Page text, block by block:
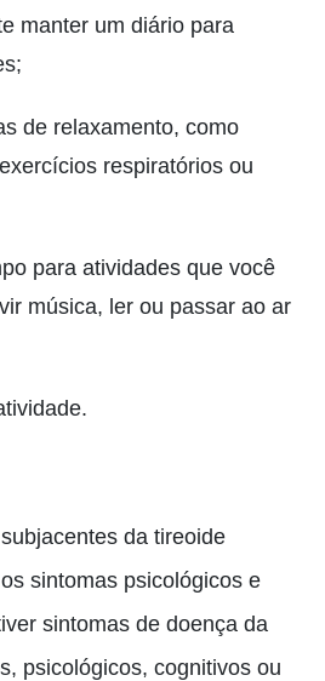
manter um diário para
de relaxamento, como
respiratórios ou
para atividades que você
música, ler ou passar ao ar
da tireoide
sintomas psicológicos e
sintomas de doença da
psicológicos, cognitivos ou